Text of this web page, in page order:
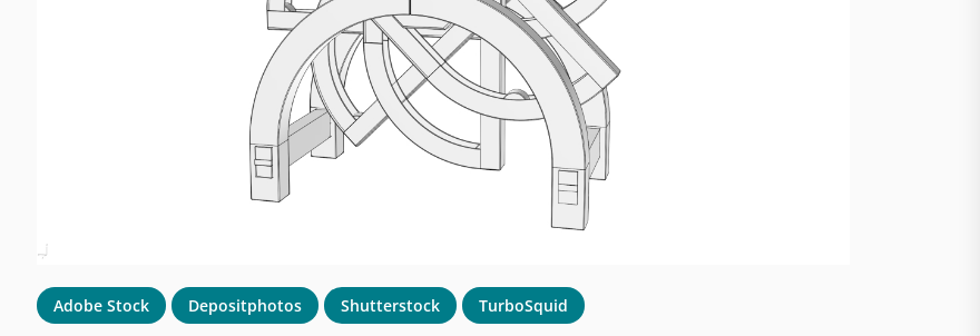
Adobe Stock Depositphotos Shutterstock TurboSquid